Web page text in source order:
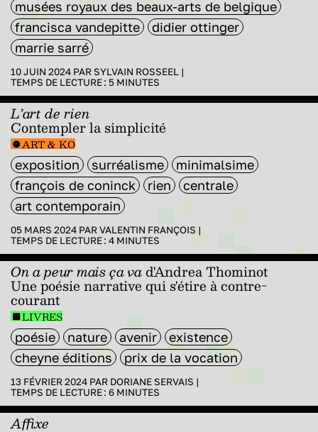
musées royaux des beaux-arts de belgique
francisca vandepitte
didier ottinger
marrie sarré
10 JUIN 2024 PAR SYLVAIN ROSSEEL |
TEMPS DE LECTURE : 5 MINUTES
L’art de rien
Contempler la simplicité
ART & KO
exposition surréalisme
minimalsime
françois de coninck
rien
centrale
art contemporain
05 MARS 2024 PARVALENTIN FRANÇOIS |
TEMPS DE LECTURE : 4 MINUTES
On a peur mais ça vad'Andrea Thominot
Une poésie narrative qui s'étire à contre-
courant
LIVRES
poésie nature avenir
existence
cheyne éditions
prix de la vocation
13 FÉVRIER 2024 PAR DORIANE SERVAIS |
TEMPS DE LECTURE : 6 MINUTES
Affixe